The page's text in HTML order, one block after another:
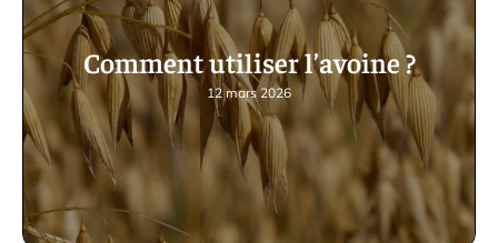
Comment utiliser l’avoine ?
12 mars 2026